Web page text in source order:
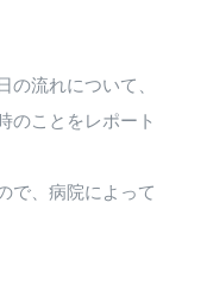
流れについて、
のことをレポート
で、病院によって